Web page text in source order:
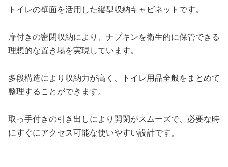
トイレの壁面を活用した縦型収納キャビネットです。
扉付きの密閉収納により、ナプキンを衛生的に保管できる
理想的な置き場を実現しています。
多段構造により収納力が高く、トイレ用品全般をまとめて
整理することができます。
取っ手付きの引き出しにより開閉がスムーズで、必要な時
にすぐにアクセス可能な使いやすい設計です。